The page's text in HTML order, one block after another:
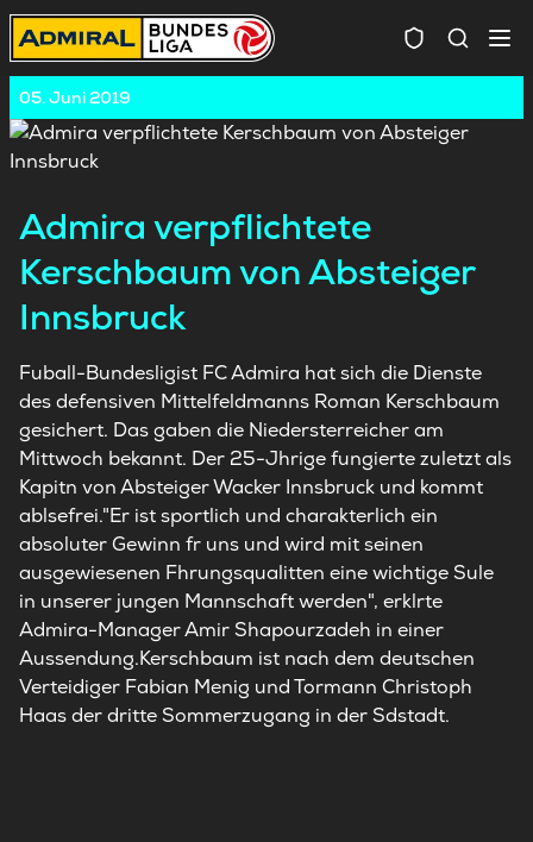
05. Juni 2019
Admira verpflichtete
Kerschbaum von Absteiger
Innsbruck
Fuball-Bundesligist FC Admira hat sich die Dienste
des defensiven Mittelfeldmanns Roman Kerschbaum
gesichert. Das gaben die Niedersterreicher am
Mittwoch bekannt. Der 25-Jhrige fungierte zuletzt als
Kapitn von Absteiger Wacker Innsbruck und kommt
ablsefrei."Er ist sportlich und charakterlich ein
absoluter Gewinn fr uns und wird mit seinen
ausgewiesenen Fhrungsqualitten eine wichtige Sule
in unserer jungen Mannschaft werden", erklrte
Admira-Manager Amir Shapourzadeh in einer
Aussendung.Kerschbaum ist nach dem deutschen
Verteidiger Fabian Menig und Tormann Christoph
Haas der dritte Sommerzugang in der Sdstadt.